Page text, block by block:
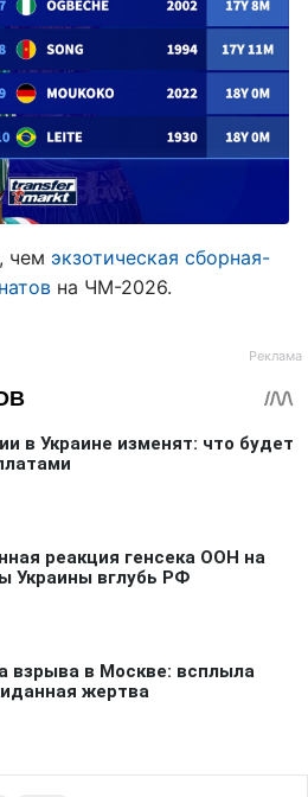
чем экзотическая сборная-
на ЧМ-2026.